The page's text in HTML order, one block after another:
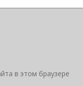
в этом браузере